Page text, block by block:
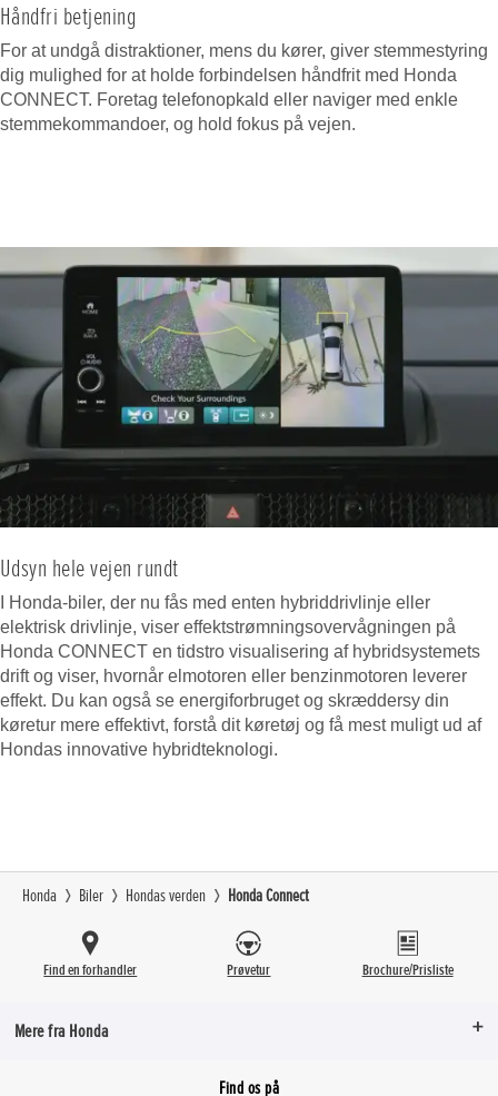
Håndfri betjening
For at undgå distraktioner, mens du kører, giver stemmestyring
dig mulighed for at holde forbindelsen håndfrit med Honda
CONNECT. Foretag telefonopkald eller naviger med enkle
stemmekommandoer, og hold fokus på vejen.
Udsyn hele vejen rundt
I Honda-biler, der nu fås med enten hybriddrivlinje eller
elektrisk drivlinje, viser effektstrømningsovervågningen på
Honda CONNECT en tidstro visualisering af hybridsystemets
drift og viser, hvornår elmotoren eller benzinmotoren leverer
effekt. Du kan også se energiforbruget og skræddersy din
køretur mere effektivt, forstå dit køretøj og få mest muligt ud af
Hondas innovative hybridteknologi.
Honda Biler Hondas verden Honda Connect
Find en forhandler Prøvetur Brochure/Prisliste
Mere fra Honda
Find os på